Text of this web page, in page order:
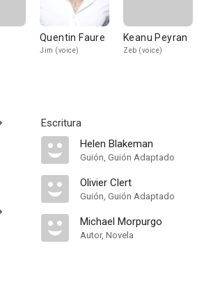
Quentin Faure
Jim (voice)
Keanu Peyran
Zeb (voice)
Escritura
Helen Blakeman
Guión, Guión Adaptado
Olivier Clert
Guión, Guión Adaptado
Michael Morpurgo
Autor, Novela